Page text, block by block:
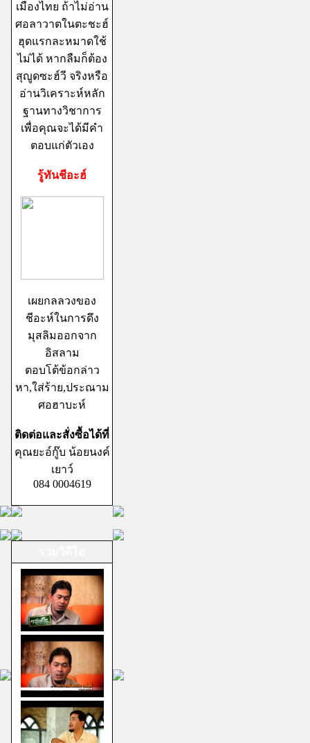
เมืองไทย ถ้าไม่อ่าน
ศอลาวาตในตะชะฮ์
ฮุดแรกละหมาดใช้
ไม่ได้ หากลืมก็ต้อง
สุญูดซะฮ์วี จริงหรือ
อ่านวิเคราะห์หลัก
ฐานทางวิชาการ
เพื่อคุณจะได้มีคำ
ตอบแก่ตัวเอง
รู้ทันชีอะฮ์
เผยกลลวงของ
ชีอะห์ในการดึง
มุสลิมออกจาก
อิสลาม
ตอบโต้ข้อกล่าว
หา,ใส่ร้าย,ประณาม
ศอฮาบะห์
ติดต่อและสั่งซื้อได้ที่
คุณยะอ์กู๊บ น้อยนงค์
เยาว์
084 0004619